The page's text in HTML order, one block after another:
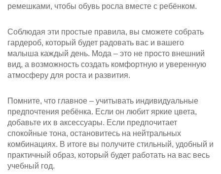
ремешками, чтобы обувь росла вместе с ребёнком.
Соблюдая эти простые правила, вы сможете собрать
гардероб, который будет радовать вас и вашего
малыша каждый день. Мода – это не просто внешний
вид, а возможность создать комфортную и уверенную
атмосферу для роста и развития.
Помните, что главное – учитывать индивидуальные
предпочтения ребёнка. Если он любит яркие цвета,
добавьте их в аксессуары. Если предпочитает
спокойные тона, остановитесь на нейтральных
комбинациях. В итоге вы получите стильный, удобный и
практичный образ, который будет работать на вас весь
учебный год.